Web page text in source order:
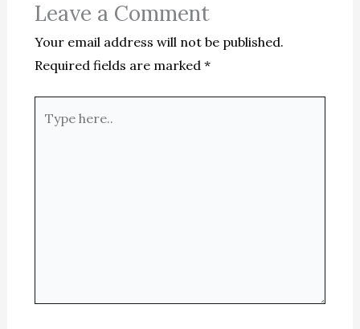
Leave a Comment
Your email address will not be published.
Required fields are marked *
here..